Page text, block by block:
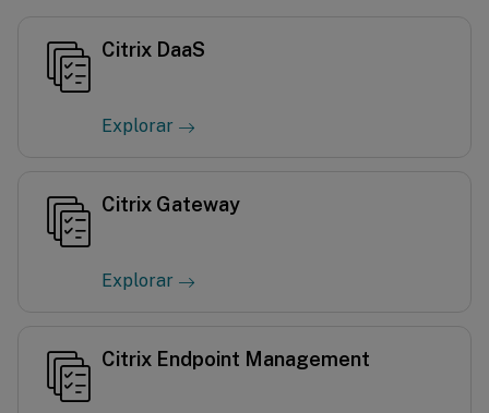
Citrix DaaS
Explorar
Citrix Gateway
Explorar
Citrix Endpoint Management